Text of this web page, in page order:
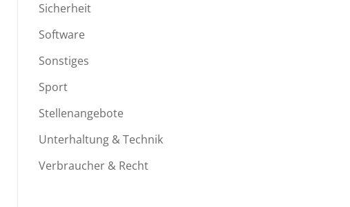
Sicherheit
Software
Sonstiges
Sport
Stellenangebote
Unterhaltung & Technik
Verbraucher & Recht